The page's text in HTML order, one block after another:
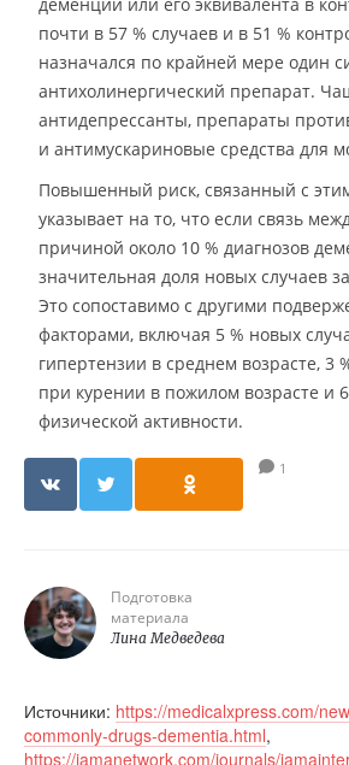
почти в 57 % случаев и в 51 %
назначался по крайней мере один
антихолинергический препарат.
антидепрессанты, препараты
и антимускариновые средства для
Повышенный риск, связанный с
указывает на то, что если связь
причиной около 10 % диагнозов
значительная доля новых случаев
Это сопоставимо с другими
факторами, включая 5 % новых
гипертензии в среднем возрасте, 3
при курении в пожилом возрасте и
физической активности.
1
Подготовка
материала
Лина Медведева
Источники: https://medicalxpress.com/
commonly-drugs-dementia.html,
https://jamanetwork.com/journals/